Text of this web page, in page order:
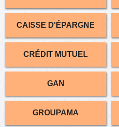
CAISSE D'ÉPARGNE
CRÉDIT MUTUEL
GAN
GROUPAMA